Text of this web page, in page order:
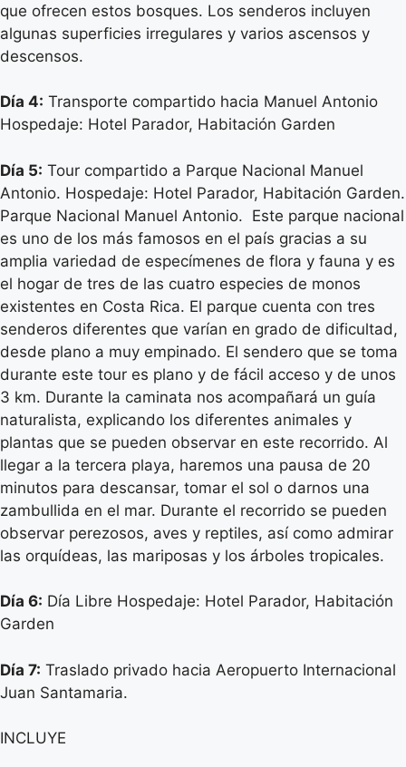
que ofrecen estos bosques. Los senderos incluyen
algunas superficies irregulares y varios ascensos y
descensos.
Día 4: Transporte compartido hacia Manuel Antonio
Hospedaje: Hotel Parador, Habitación Garden
Día 5: Tour compartido a Parque Nacional Manuel
Antonio. Hospedaje: Hotel Parador, Habitación Garden.
Parque Nacional Manuel Antonio. Este parque nacional
es uno de los más famosos en el país gracias a su
amplia variedad de especímenes de flora y fauna y es
el hogar de tres de las cuatro especies de monos
existentes en Costa Rica. El parque cuenta con tres
senderos diferentes que varían en grado de dificultad,
desde plano a muy empinado. El sendero que se toma
durante este tour es plano y de fácil acceso y de unos
3 km. Durante la caminata nos acompañará un guía
naturalista, explicando los diferentes animales y
plantas que se pueden observar en este recorrido. Al
llegar a la tercera playa, haremos una pausa de 20
minutos para descansar, tomar el sol o darnos una
zambullida en el mar. Durante el recorrido se pueden
observar perezosos, aves y reptiles, así como admirar
las orquídeas, las mariposas y los árboles tropicales.
Día 6: Día Libre Hospedaje: Hotel Parador, Habitación
Garden
Día 7: Traslado privado hacia Aeropuerto Internacional
Juan Santamaria.
INCLUYE